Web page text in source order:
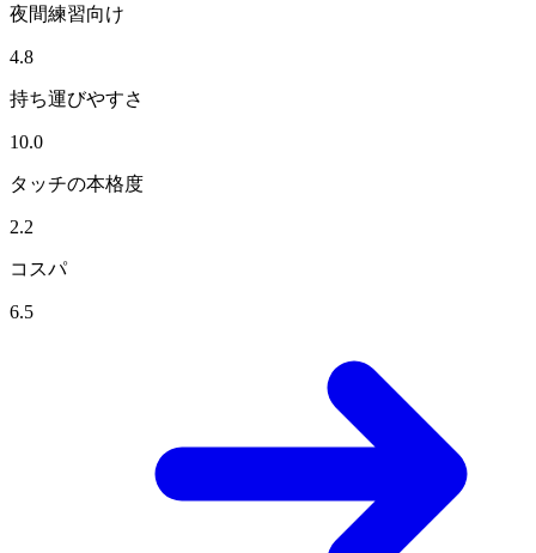
夜間練習向け
4.8
持ち運びやすさ
10.0
タッチの本格度
2.2
コスパ
6.5